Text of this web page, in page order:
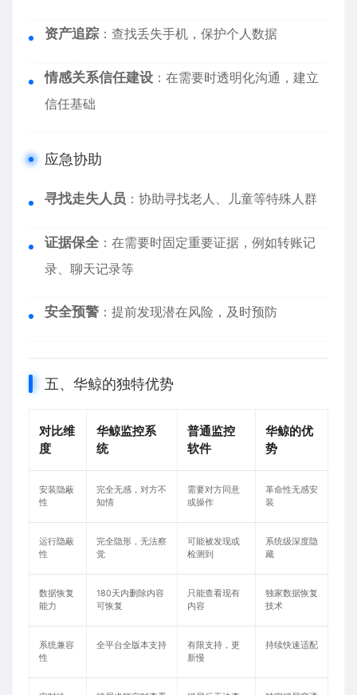
资产追踪 ：查找丢失手机，保护个人数据
情感关系信任建设 ：在需要时透明化沟通，建立
信任基础
应急协助
寻找走失人员 ：协助寻找老人、儿童等特殊人群
证据保全 ：在需要时固定重要证据，例如转账记
录、聊天记录等
安全预警 ：提前发现潜在风险，及时预防
五、华鲸的独特优势
对比维
度
华鲸监控系
统
普通监控
软件
华鲸的优
势
安装隐蔽
性
完全无感，对方不
知情
需要对方同意
或操作
革命性无感安
装
运行隐蔽
性
完全隐形，无法察
觉
可能被发现或
检测到
系统级深度隐
藏
数据恢复
能力
180天内删除内容
可恢复
只能查看现有
内容
独家数据恢复
技术
系统兼容
性
全平台全版本支持
有限支持，更
新慢
持续快速适配